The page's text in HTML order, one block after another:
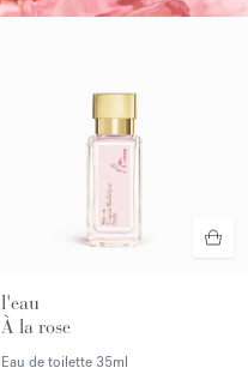
l'eau
À la rose
Eau de toilette 35ml